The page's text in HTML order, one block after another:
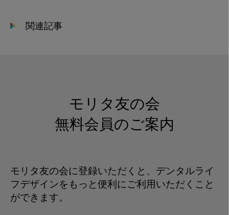
関連記事
モリタ友の会
無料会員のご案内
モリタ友の会に登録いただくと、デンタルライ
フデザインをもっと便利にご利用いただくこと
ができます。